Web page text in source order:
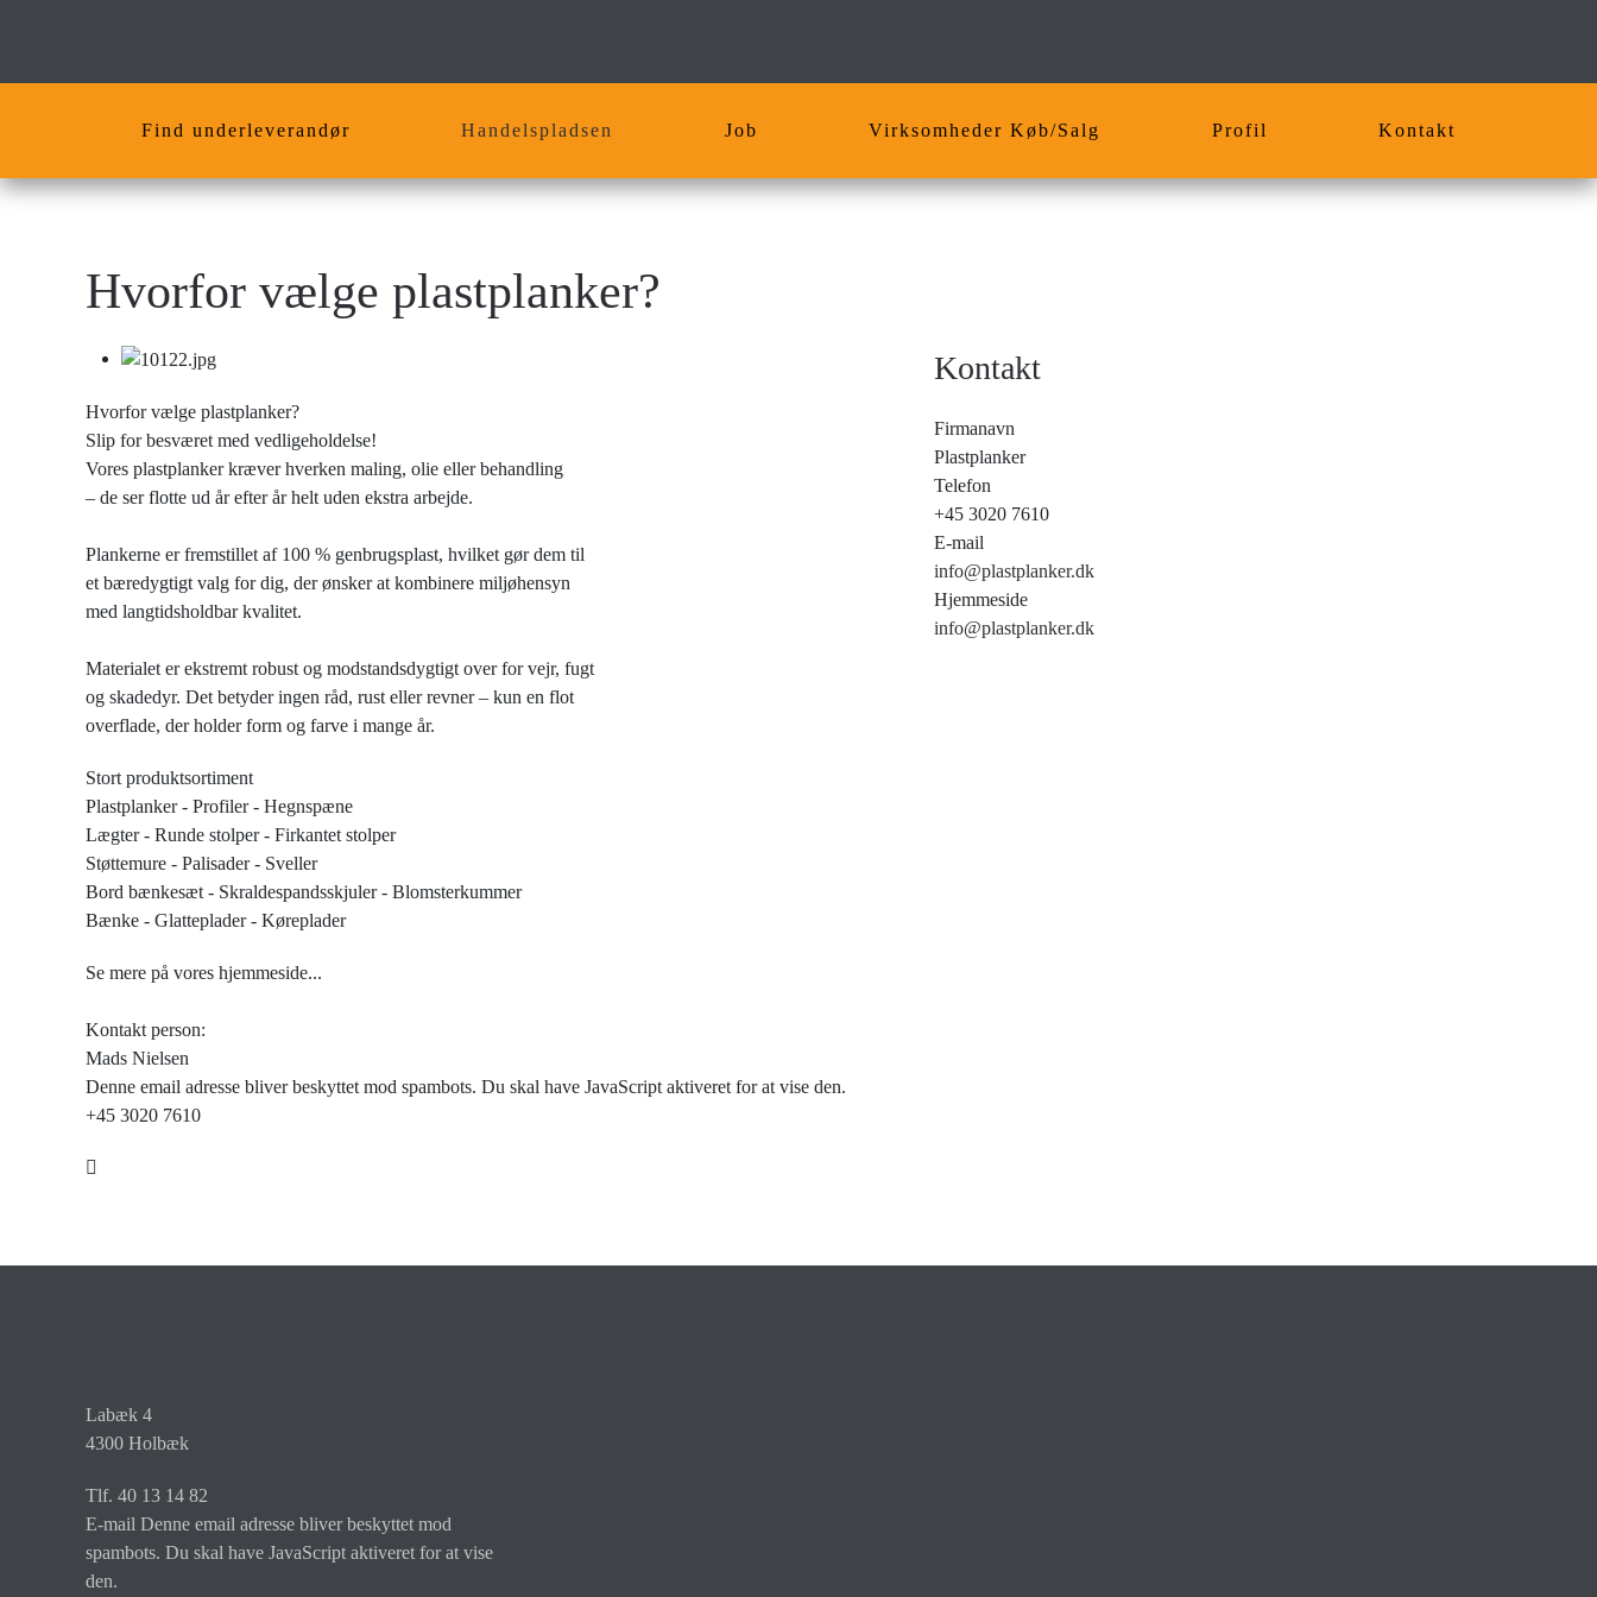
to
Find underleverandør Handelspladsen Job Virksomheder Køb/Salg Profil Kontakt
Hvorfor vælge plastplanker?
Hvorfor vælge plastplanker?
Slip for besværet med vedligeholdelse!
Vores plastplanker kræver hverken maling, olie eller behandling
– de ser flotte ud år efter år helt uden ekstra arbejde.
Plankerne er fremstillet af 100 % genbrugsplast, hvilket gør dem til
et bæredygtigt valg for dig, der ønsker at kombinere miljøhensyn
med langtidsholdbar kvalitet.
Materialet er ekstremt robust og modstandsdygtigt over for vejr, fugt
og skadedyr. Det betyder ingen råd, rust eller revner – kun en flot
overflade, der holder form og farve i mange år.
Stort produktsortiment
Plastplanker - Profiler - Hegnspæne
Lægter - Runde stolper - Firkantet stolper
Støttemure - Palisader - Sveller
Bord bænkesæt - Skraldespandsskjuler - Blomsterkummer
Bænke - Glatteplader - Køreplader
Se mere på vores hjemmeside...
Kontakt person:
Mads Nielsen
Denne email adresse bliver beskyttet mod spambots. Du skal have JavaScript aktiveret for at vise den.
+45 3020 7610
Kontakt
Firmanavn
Plastplanker
Telefon
+45 3020 7610
E-mail
info@plastplanker.dk
Hjemmeside
info@plastplanker.dk
Labæk 4
4300 Holbæk
Tlf. 40 13 14 82
E-mail Denne email adresse bliver beskyttet mod
spambots. Du skal have JavaScript aktiveret for at vise
den.